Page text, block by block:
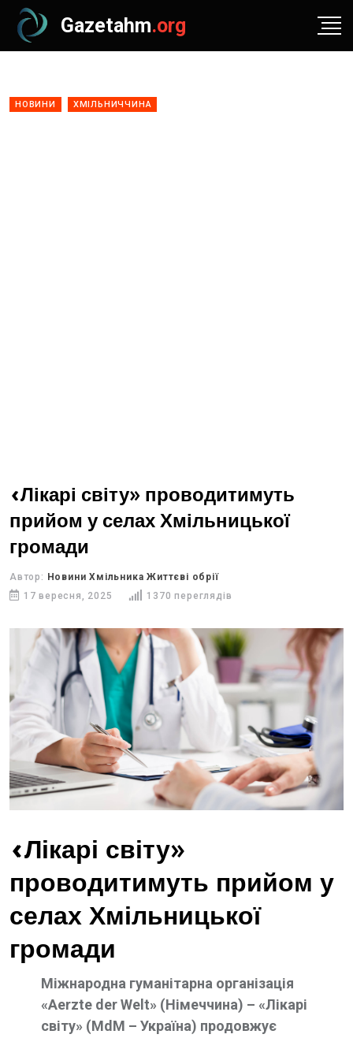
Gazetahm.org
НОВИНИ ХМІЛЬНИЧЧИНА
«Лікарі світу» проводитимуть
прийом у селах Хмільницької
громади
Автор: Новини Хмільника Життєві обрії
17 вересня, 2025
1370 переглядів
«Лікарі світу»
проводитимуть прийом у
селах Хмільницької
громади
Міжнародна гуманітарна організація
«Aerzte der Welt» (Німеччина) – «Лікарі
світу» (MdM – Україна) продовжує